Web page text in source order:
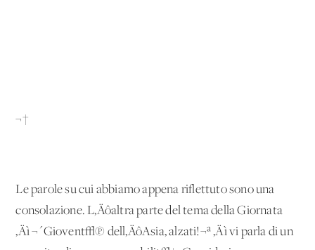
¬†
Le parole su cui abbiamo appena riflettuto sono una
consolazione. L‚Äôaltra parte del tema della Giornata
‚Äì ¬´Giovent√π dell‚ÄôAsia, alzati!¬ª ‚Äì vi parla di un